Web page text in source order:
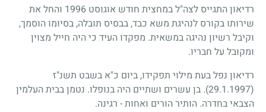
רדיאון התגייס לצה"ל במחצית חודש אוגוסט 1996 והחל את
שירותו בקורס לנהיגת משא כבד, בבסיס תובלה, בסיומו הוסמך,
וקיבל רשיון נהיגה במשאית. מפקדו העיד כי היה חייל מצוין
ומקובל על חבריו.
רדיאון נפל בעת מילוי תפקידו, ביום כ"א בשבט תשנ"ז
(29.1.1997)
. בן עשרים ושתיים היה בנופלו. נטמן בבית העלמין
הצבאי בחדרה. הותיר הורים ואחות - רגינה.